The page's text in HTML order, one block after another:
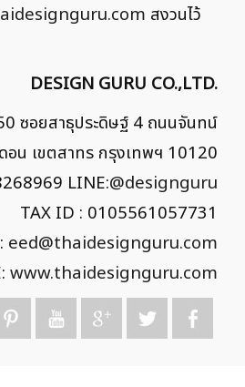
สงวนไว้
DESIGN GURU CO.,LTD.
ซอยสาธุประดิษฐ์ 4 ถนนจันทน์
อน เขตสาทร กรุงเทพฯ 10120
LINE:@designguru
TAX ID : 0105561057731
eed@thaidesignguru.com
www.thaidesignguru.com